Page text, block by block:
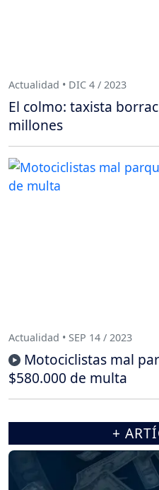
Actualidad • DIC 4 / 2023
El colmo: taxista
millones
Actualidad • SEP 14 / 2023
Motociclistas mal
$580.000 de multa
+